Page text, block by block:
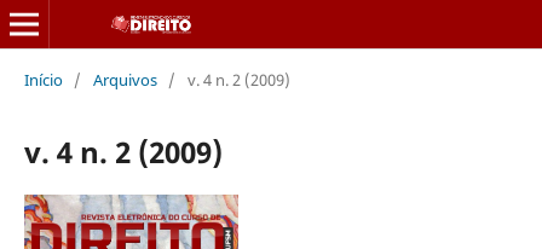
Início / Arquivos / v. 4 n. 2 (2009)
v. 4 n. 2 (2009)